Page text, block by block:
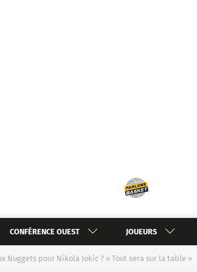
CONFÉRENCE OUEST JOUEURS
Nuggets pour Nikola Jokic ? « Tout sera sur la table »